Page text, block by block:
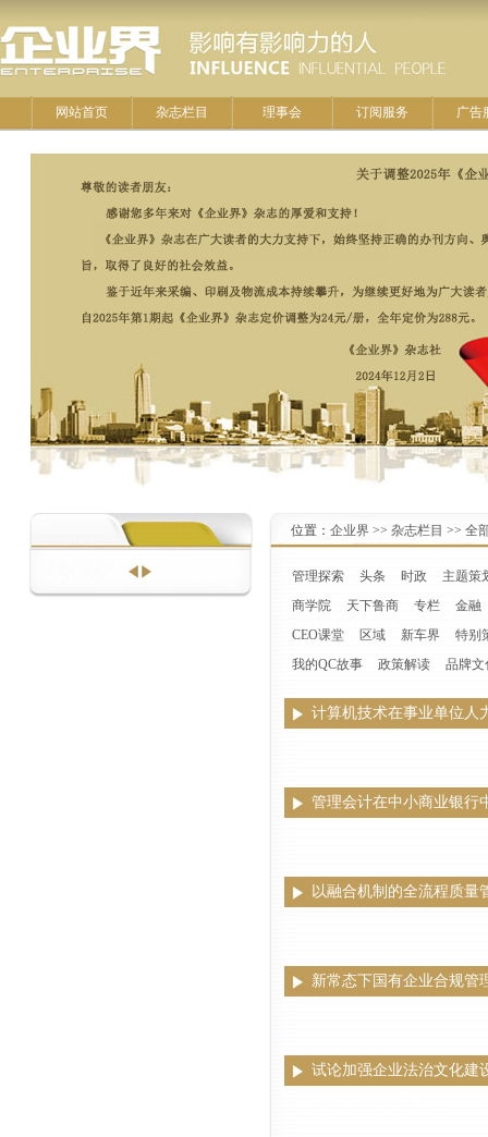
网站首页 杂志栏目 理事会 订阅服务 广告
位置： 企业界 >> 杂志栏目 >> 全
管理探索 头条 时政
主题策
商学院
天下鲁商 专栏
金融
CEO课堂
区域 新车界
特别
我的QC故事
政策解读 品牌文
计算机技术在事业单位人
管理会计在中小商业银行
以融合机制的全流程质量
新常态下国有企业合规管
试论加强企业法治文化